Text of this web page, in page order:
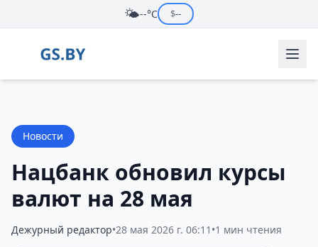
🌤️--°C $--
Новости
Нацбанк обновил курсы
валют на 28 мая
Дежурный редактор•28 мая 2026 г. 06:11 •1 мин чтения